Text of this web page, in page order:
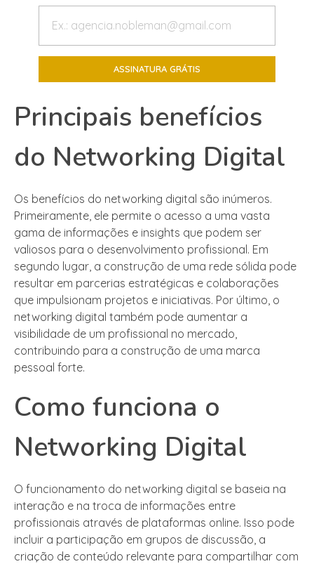
Principais benefícios
do Networking Digital
Os benefícios do networking digital são inúmeros.
Primeiramente, ele permite o acesso a uma vasta
gama de informações e insights que podem ser
valiosos para o desenvolvimento profissional. Em
segundo lugar, a construção de uma rede sólida pode
resultar em parcerias estratégicas e colaborações
que impulsionam projetos e iniciativas. Por último, o
networking digital também pode aumentar a
visibilidade de um profissional no mercado,
contribuindo para a construção de uma marca
pessoal forte.
Como funciona o
Networking Digital
O funcionamento do networking digital se baseia na
interação e na troca de informações entre
profissionais através de plataformas online. Isso pode
incluir a participação em grupos de discussão, a
criação de conteúdo relevante para compartilhar com